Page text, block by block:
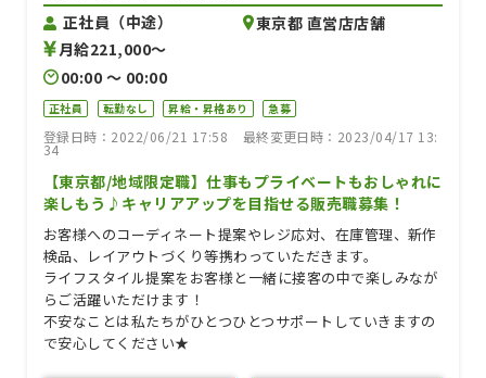
正社員（中途）
月給221,000〜
00:00 〜 00:00
東京都 直営店店舗
正社員 転勤なし 昇給・昇格あり 急募
登録日時：2022/06/21 17:58 最終変更日時：2023/04/17 13:
34
【東京都/地域限定職】仕事もプライベートもおしゃれに
楽しもう♪キャリアアップを目指せる販売職募集！
お客様へのコーディネート提案やレジ応対、在庫管理、新作
検品、レイアウトづくり等携わっていただきます。
ライフスタイル提案をお客様と一緒に接客の中で楽しみなが
らご活躍いただけます！
不安なことは私たちがひとつひとつサポートしていきますの
で安心してください★